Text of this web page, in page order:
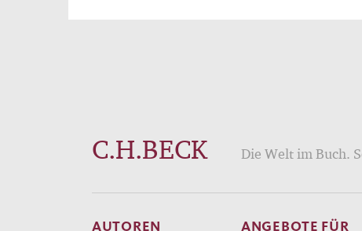
C.H.BECK Die Welt im Buch.
AUTOREN ANGEBOTE FÜR